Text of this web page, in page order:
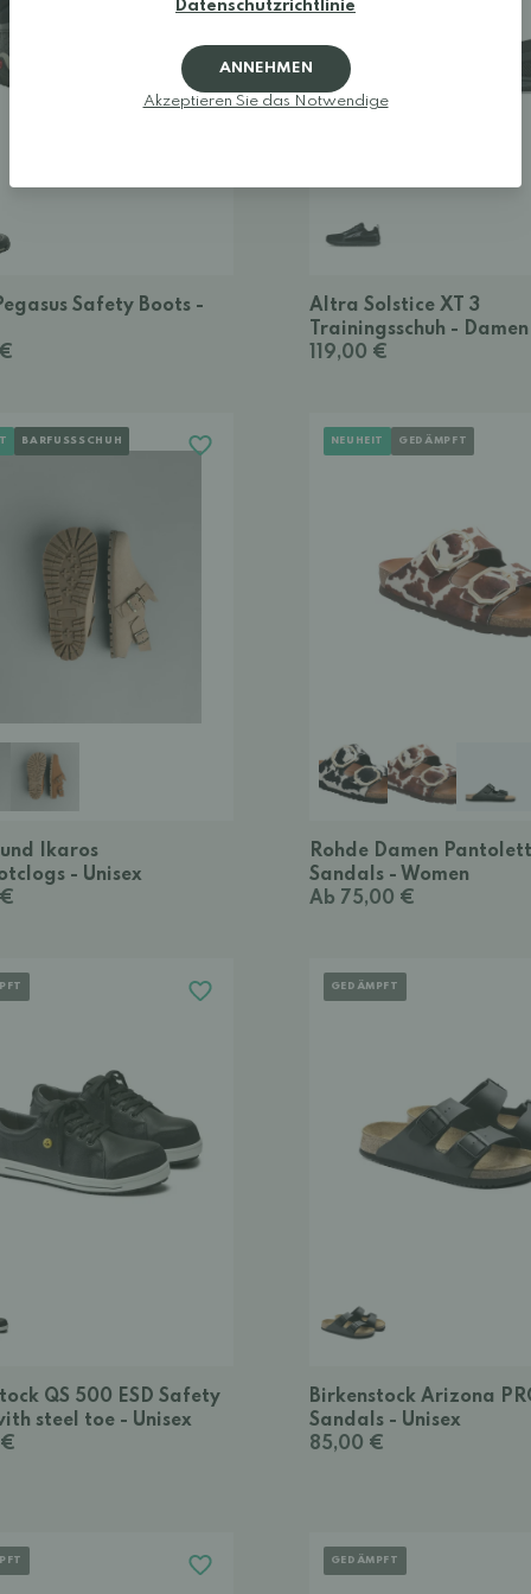
Safety Boots -
Altra Solstice XT 3
Trainingsschuh - Damen
119,00 €
BARFUSSSCHUH
Ikaros
- Unisex
NEUHEIT GEDÄMPFT
Rohde Damen
Sandals - Women
Ab 75,00 €
QS 500 ESD Safety
steel toe - Unisex
GEDÄMPFT
Birkenstock Arizona
Sandals - Unisex
85,00 €
GEDÄMPFT
Datenschutzrichtlinie
ANNEHMEN
Akzeptieren Sie das Notwendige